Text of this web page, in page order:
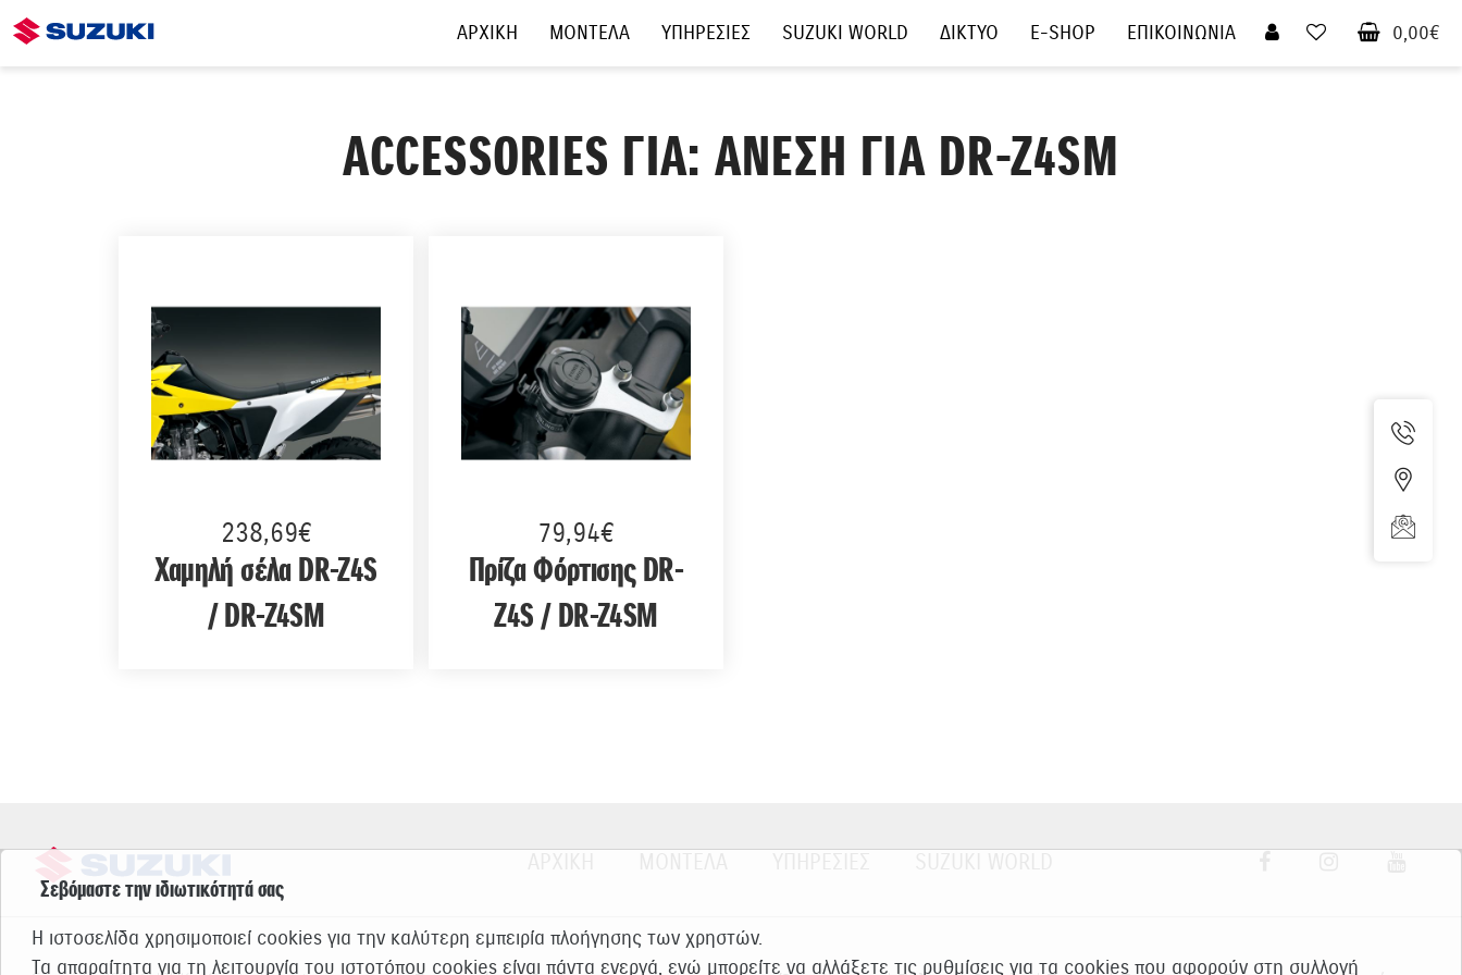
ΑΡΧΙΚΗ ΜΟΝΤΕΛΑ ΥΠΗΡΕΣΙΕΣ SUZUKI WORLD ΔΙΚΤΥΟ E-SHOP ΕΠΙΚΟΙΝΩΝΙΑ 0,00€
ACCESSORIES ΓΙΑ: ΑΝΕΣΗ ΓΙΑ DR-Z4SM
238,69€
Χαμηλή σέλα DR-Z4S
/ DR-Z4SM
79,94€
Πρίζα Φόρτισης DR-
Z4S / DR-Z4SM
Σεβόμαστε την ιδιωτικότητά σας
Η ιστοσελίδα χρησιμοποιεί cookies για την καλύτερη εμπειρία πλοήγησης των χρηστών.
Τα απαραίτητα για τη λειτουργία του ιστοτόπου cookies είναι πάντα ενεργά, ενώ μπορείτε να αλλάξετε τις ρυθμίσεις για τα cookies που αφορούν στη συλλογή